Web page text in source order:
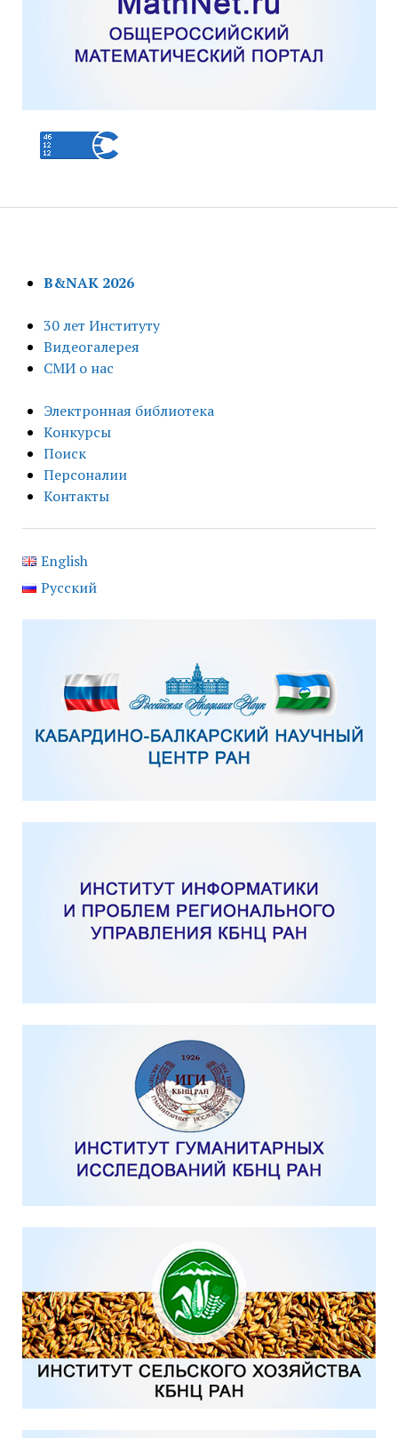
B&NAK 2026
30 лет Институту
Видеогалерея
СМИ о нас
Электронная библиотека
Конкурсы
Поиск
Персоналии
Контакты
English
Русский